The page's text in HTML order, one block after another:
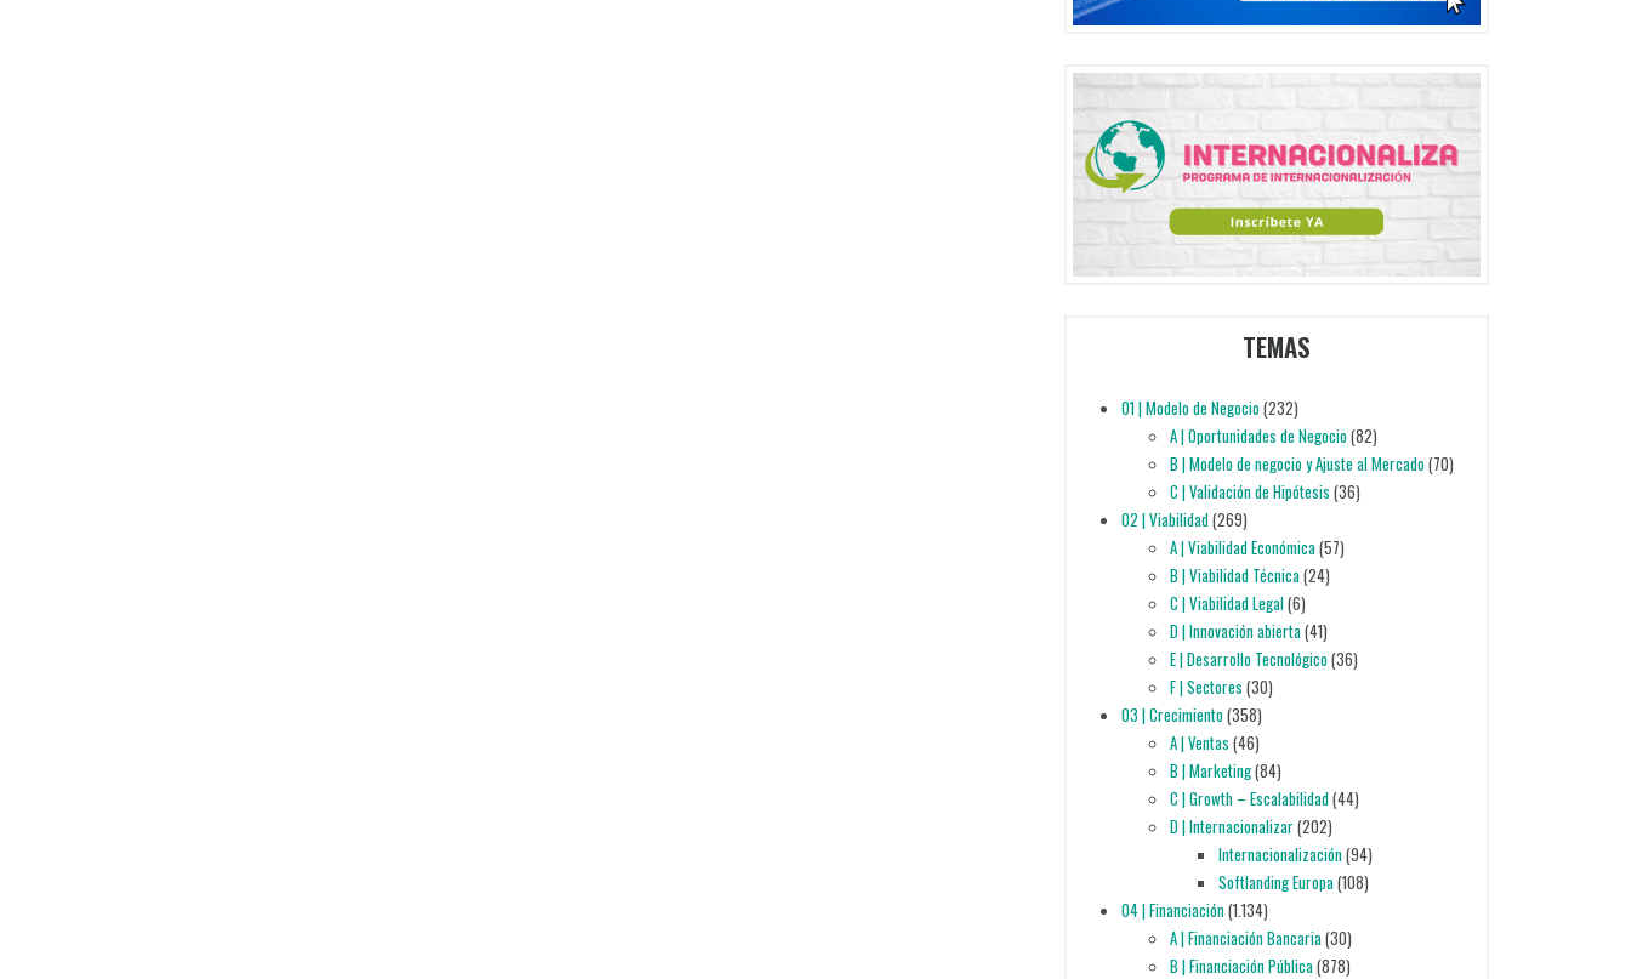
TEMAS
01 | Modelo de Negocio(232)
A | Oportunidades de Negocio(82)
B | Modelo de negocio y Ajuste al Mercado(70)
C | Validación de Hipótesis (36)
02 | Viabilidad(269)
A | Viabilidad Económica(57)
B | Viabilidad Técnica(24)
C | Viabilidad Legal(6)
D | Innovación abierta(41)
E | Desarrollo Tecnológico(36)
F | Sectores (30)
03 | Crecimiento(358)
A | Ventas (46)
B | Marketing(84)
C | Growth – Escalabilidad(44)
D | Internacionalizar(202)
Internacionalización(94)
Softlanding Europa(108)
04 | Financiación(1.134)
A | Financiación Bancaria(30)
B | Financiación Pública(878)